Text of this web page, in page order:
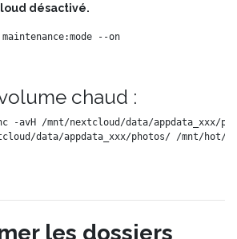
désactivé.
chaud :
-avH /mnt/nextcloud/data/appdata_xxx/
data/appdata_xxx/photos/ /mnt/hot/
les dossiers